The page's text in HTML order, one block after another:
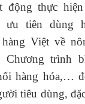
động thực
ưu tiên dùng
Việt về
Chương trình
hàng hóa,…
tiêu dùng,